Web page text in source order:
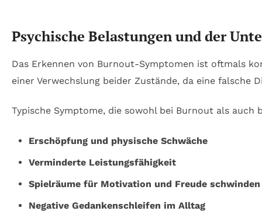
Psychische Belastungen und der
Das Erkennen von Burnout-Symptomen ist oftmals
einer Verwechslung beider Zustände, da eine falsche
Typische Symptome, die sowohl bei Burnout als auch
Erschöpfung und physische Schwäche
Verminderte Leistungsfähigkeit
Spielräume für Motivation und Freude schwinden
Negative Gedankenschleifen im Alltag